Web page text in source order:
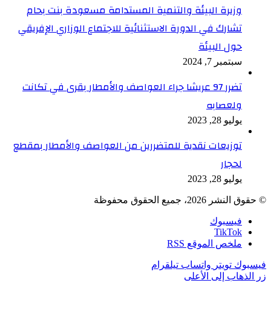
وزيرة البيئة والتنمية المستدامة مسعودة بنت بحام
تشارك في الدورة الاستثنائية للاجتماع الوزاري الإفريقي
حول البيئة
سبتمبر 7, 2024
تضرر 97 عريشا جراء العواصف والأمطار بقرى في تكانت
ولعصابه
يوليو 28, 2023
توزيعات نقدية للمتضررين من العواصف والأمطار بمقطع
لحجار
يوليو 28, 2023
© حقوق النشر 2026، جميع الحقوق محفوظة
فيسبوك
TikTok
ملخص الموقع RSS
فيسبوك تويتر واتساب تيلقرام
زر الذهاب إلى الأعلى